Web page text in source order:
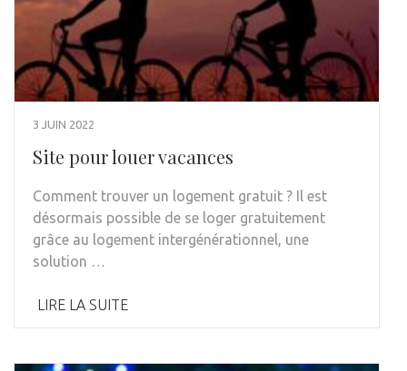
3 JUIN 2022
Site pour louer vacances
Comment trouver un logement gratuit ? Il est
désormais possible de se loger gratuitement
grâce au logement intergénérationnel, une
solution …
LIRE LA SUITE